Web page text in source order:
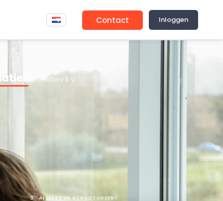
Contact Inloggen
TechniServ B.V.
3 · AI LEEST EN STRUCTUREERT